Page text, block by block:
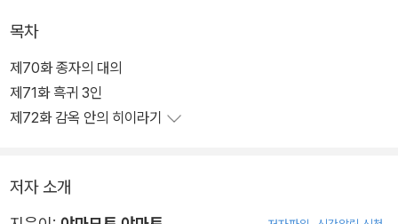
입대하고,
그곳에서 새로운 동료들과 흡혈귀 섬멸을 위해 싸우지만-…?!
목차
제70화 종자의 대의
제71화 흑귀 3인
제72화 감옥 안의 히이라기
저자 소개